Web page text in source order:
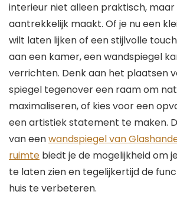
interieur niet alleen praktisch, maar
aantrekkelijk maakt. Of je nu een
wilt laten lijken of een stijlvolle
aan een kamer, een wandspiegel
verrichten. Denk aan het plaatsen
spiegel tegenover een raam om
maximaliseren, of kies voor een
een artistiek statement te maken.
van eenwandspiegel van
ruimte biedt je de mogelijkheid om
te laten zien en tegelijkertijd de
huis te verbeteren.